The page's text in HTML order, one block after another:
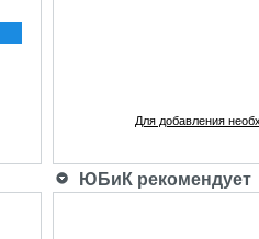
Для добавления
ЮБиК рекомендует